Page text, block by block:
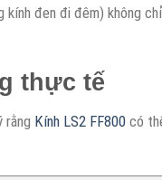
kính đen đi đêm) không chỉ
thực tế
rằng Kính LS2 FF800 có